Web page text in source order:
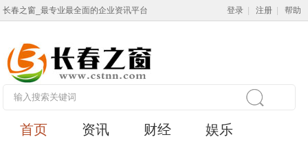
长春之窗_最专业最全面的企业资讯平台 登录 注册 帮助
首页 资讯 财经 娱乐